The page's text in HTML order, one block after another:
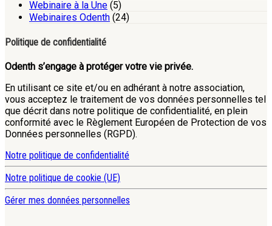
Webinaire à la Une (5)
Webinaires Odenth (24)
Politique de confidentialité
Odenth s’engage à protéger votre vie privée.
En utilisant ce site et/ou en adhérant à notre association,
vous acceptez le traitement de vos données personnelles tel
que décrit dans notre politique de confidentialité, en plein
conformité avec le Règlement Européen de Protection de vos
Données personnelles (RGPD).
Notre politique de confidentialité
Notre politique de cookie (UE)
Gérer mes données personnelles